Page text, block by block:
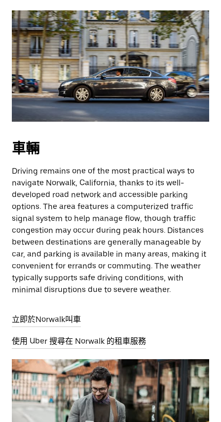
車輛
Driving remains one of the most practical ways to
navigate Norwalk, California, thanks to its well-
developed road network and accessible parking
options. The area features a computerized traffic
signal system to help manage flow, though traffic
congestion may occur during peak hours. Distances
between destinations are generally manageable by
car, and parking is available in many areas, making it
convenient for errands or commuting. The weather
typically supports safe driving conditions, with
minimal disruptions due to severe weather.
立即於Norwalk叫車
使用 Uber 搜尋在 Norwalk 的租車服務